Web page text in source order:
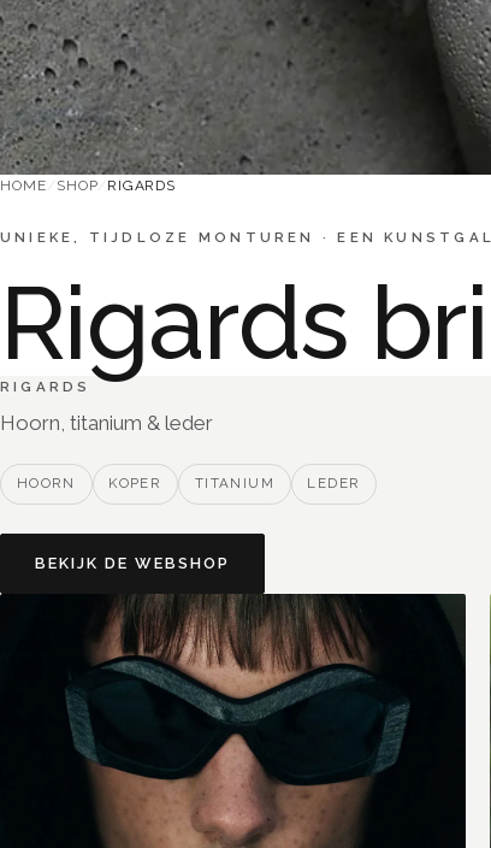
HOME SHOP/ RIGARDS
UNIEKE, TIJDLOZE MONTUREN ·EEN
Rigards
RIGARDS
Hoorn, titanium & leder
HOORN KOPER TITANIUM LEDER
BEKIJK DE WEBSHOP